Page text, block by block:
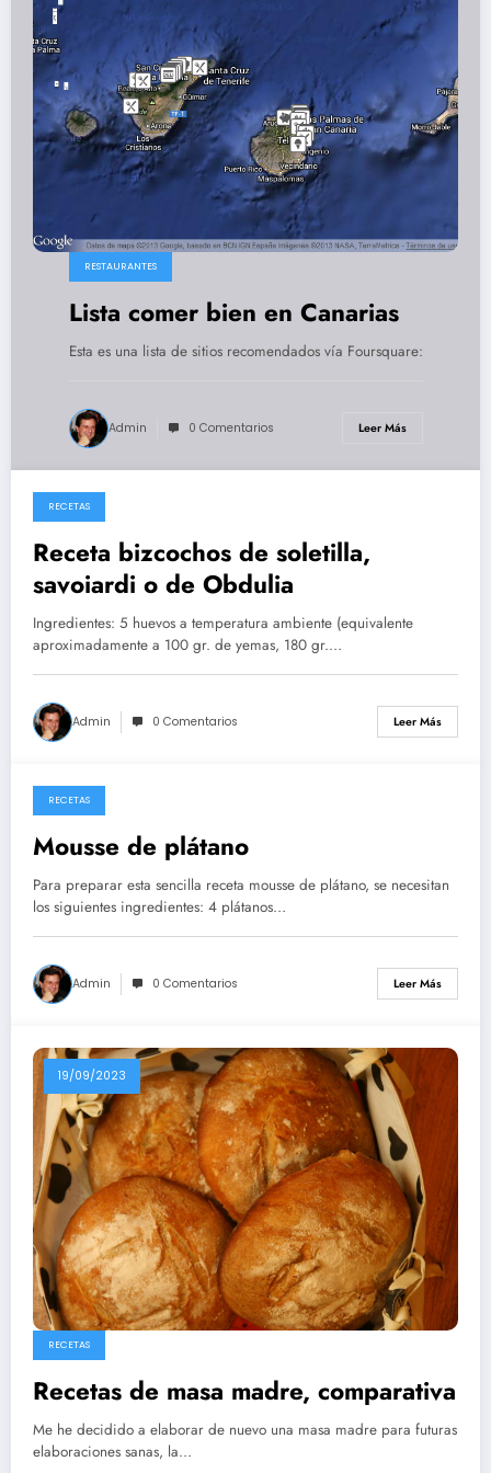
RESTAURANTES
Lista comer bien en Canarias
Esta es una lista de sitios recomendados vía Foursquare:
Admin 0 Comentarios Leer Más
26/05/2026
RECETAS
Receta bizcochos de soletilla,
savoiardi o de Obdulia
Ingredientes: 5 huevos a temperatura ambiente (equivalente
aproximadamente a 100 gr. de yemas, 180 gr.…
Admin 0 Comentarios Leer Más
14/05/2026
RECETAS
Mousse de plátano
Para preparar esta sencilla receta mousse de plátano, se necesitan
los siguientes ingredientes: 4 plátanos…
Admin 0 Comentarios Leer Más
19/09/2023
RECETAS
Recetas de masa madre, comparativa
Me he decidido a elaborar de nuevo una masa madre para futuras
elaboraciones sanas, la…